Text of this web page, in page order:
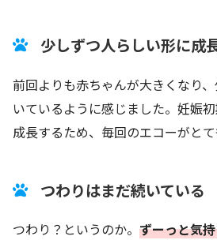
少しずつ人らしい形に成
前回よりも赤ちゃんが大きくなり
いているように感じました。妊娠
成長するため、毎回のエコーがとて
つわりはまだ続いている
つわり？というのか。 ずーっと気